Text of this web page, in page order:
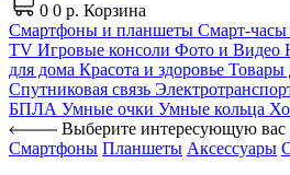
0 0 р. Корзина
Смартфоны и планшеты Смарт-часы
TV Игровые консоли Фото и Видео
для дома Красота и здоровье Товары
Спутниковая связь
БПЛА Умные очки Умные кольца
Выберите интересующую вас
Смартфоны Планшеты Аксессуары